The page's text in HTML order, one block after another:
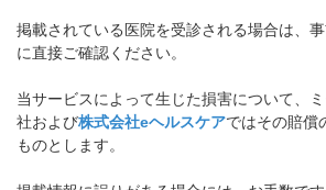
掲載されている医院を受診される場合は、
に直接ご確認ください。
当サービスによって生じた損害について、
社および株式会社eヘルスケアではその賠償
ものとします。